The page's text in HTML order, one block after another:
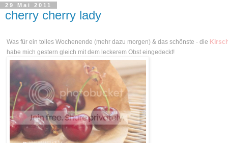
29 Mai 2011
cherry cherry lady
Was für ein tolles Wochenende (mehr dazu morgen) & das schönste - die
habe mich gestern gleich mit dem leckerem Obst eingedeckt!